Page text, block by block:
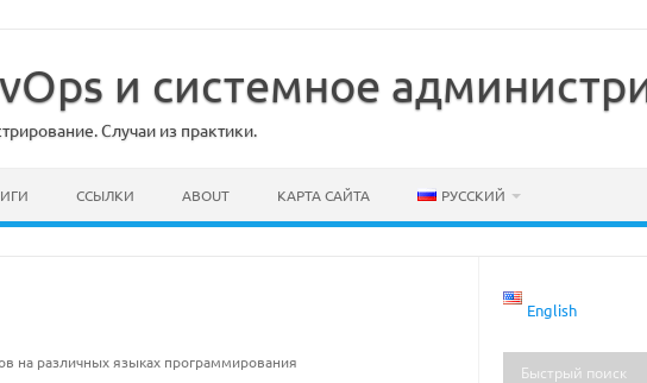
и системное
Случаи из практики.
ССЫЛКИ ABOUT КАРТА САЙТА РУССКИЙ
на различных языках программирования
English